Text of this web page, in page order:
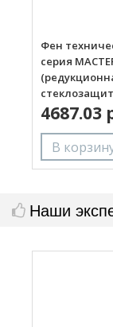
Фен
серия
4687.03
Наши